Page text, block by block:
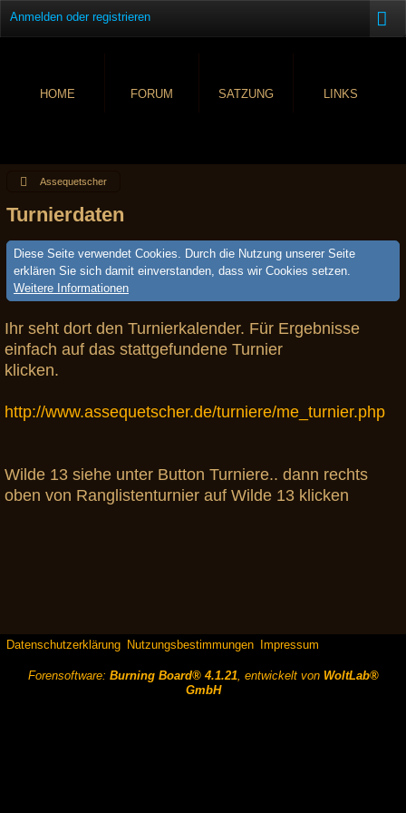
Anmelden oder registrieren
HOME FORUM SATZUNG LINKS
Assequetscher
Turnierdaten
Diese Seite verwendet Cookies. Durch die Nutzung unserer Seite
erklären Sie sich damit einverstanden, dass wir Cookies setzen.
Weitere Informationen
Ihr seht dort den Turnierkalender. Für Ergebnisse
einfach auf das stattgefundene Turnier
klicken.
http://www.assequetscher.de/turniere/me_turnier.php
Wilde 13 siehe unter Button Turniere.. dann rechts
oben von Ranglistenturnier auf Wilde 13 klicken
Datenschutzerklärung Nutzungsbestimmungen Impressum
Forensoftware: Burning Board® 4.1.21, entwickelt von WoltLab®
GmbH